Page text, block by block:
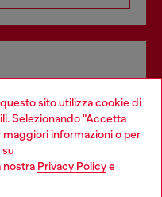
sito utilizza cookie di
Selezionando "Accetta
informazioni o per
nostra Privacy Policye
progetti concreti per
in tutto il mondo.
but it seems you may